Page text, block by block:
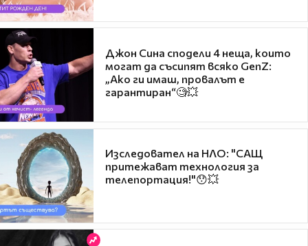
Джон Сина сподели 4 неща, които
могат да съсипят всяко GenZ:
„Ако ги имаш, провалът е
гарантиран“🧐💥
Изследовател на НЛО: "САЩ
притежават технология за
телепортация!"😯💥